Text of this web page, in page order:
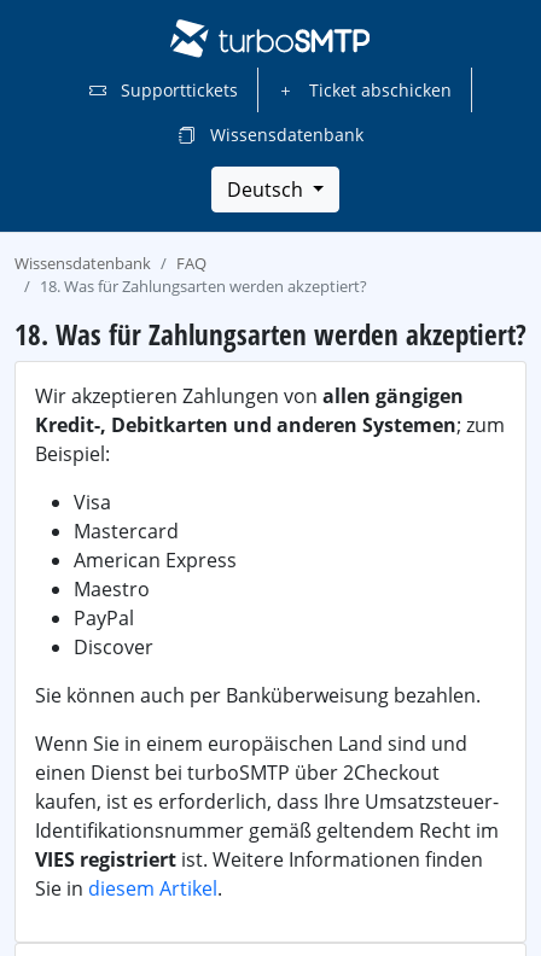
Supporttickets
Ticket abschicken
Wissensdatenbank
Deutsch
Wissensdatenbank
FAQ
18. Was für Zahlungsarten werden akzeptiert?
18. Was für Zahlungsarten werden akzeptiert?
Wir akzeptieren Zahlungen von allen gängigen
Kredit-, Debitkarten und anderen Systemen; zum
Beispiel:
Visa
Mastercard
American Express
Maestro
PayPal
Discover
Sie können auch per Banküberweisung bezahlen.
Wenn Sie in einem europäischen Land sind und
einen Dienst bei turboSMTP über 2Checkout
kaufen, ist es erforderlich, dass Ihre Umsatzsteuer-
Identifikationsnummer gemäß geltendem Recht im
VIES registriert ist. Weitere Informationen finden
Sie in diesem Artikel.